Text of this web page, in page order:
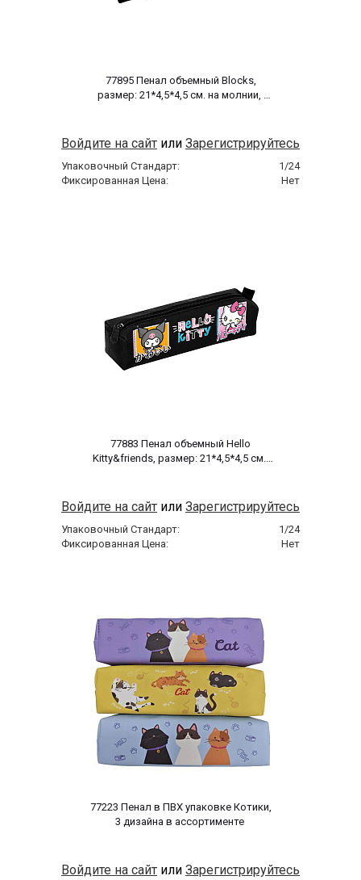
77895 Пенал объемный Blocks,
размер: 21*4,5*4,5 см. на молнии,
Войдите на сайт или Зарегистрируйтесь
Упаковочный Стандарт:
1/24
Фиксированная Цена:
Нет
77883 Пенал объемный Hello
Kitty&friends, размер: 21*4,5*4,5 см.
Войдите на сайт или Зарегистрируйтесь
Упаковочный Стандарт:
1/24
Фиксированная Цена:
Нет
77223 Пенал в ПВХ упаковке Котики,
3 дизайна в ассортименте
Войдите на сайт или Зарегистрируйтесь